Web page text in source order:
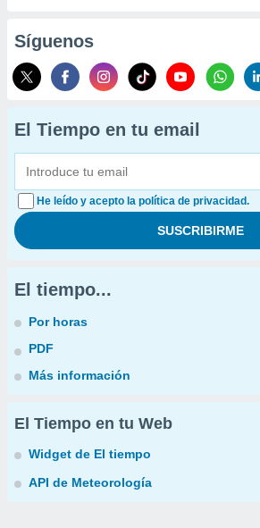
Síguenos
El Tiempo en tu email
He leído y acepto la política de privacidad.
El tiempo...
Por horas
PDF
Más información
El Tiempo en tu Web
Widget de El tiempo
API de Meteorología